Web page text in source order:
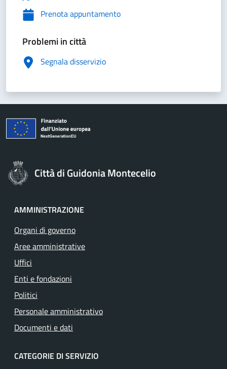
Prenota appuntamento
Problemi in città
Segnala disservizio
Città di Guidonia Montecelio
AMMINISTRAZIONE
Organi di governo
Aree amministrative
Uffici
Enti e fondazioni
Politici
Personale amministrativo
Documenti e dati
CATEGORIE DI SERVIZIO